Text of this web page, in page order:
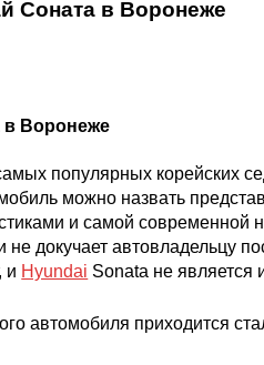
Соната в Воронеже
в Воронеже
популярных корейских
можно назвать
и самой современной
не докучает автовладельцу
и Hyundai Sonata не является
автомобиля приходится